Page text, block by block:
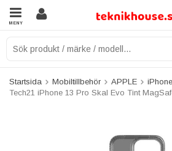
MENY
Startsida Mobiltillbehör APPLE
Tech21 iPhone 13 Pro Skal Evo Tint